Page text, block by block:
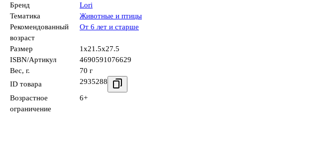
Бренд
Lori
Тематика
Животные и птицы
Рекомендованный
возраст
От 6 лет и старше
Размер
1x21.5x27.5
ISBN/Артикул
4690591076629
Вес, г.
70 г
ID товара
2935288
Возрастное
ограничение
6+